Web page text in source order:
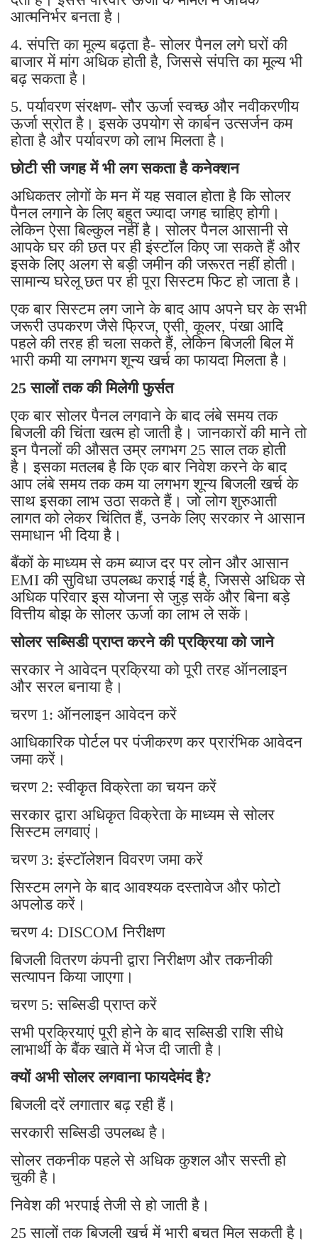
आत्मनिर्भर बनता है।
4. संपत्ति का मूल्य बढ़ता है- सोलर पैनल लगे घरों की
बाजार में मांग अधिक होती है, जिससे संपत्ति का मूल्य भी
बढ़ सकता है।
5. पर्यावरण संरक्षण- सौर ऊर्जा स्वच्छ और नवीकरणीय
ऊर्जा स्रोत है। इसके उपयोग से कार्बन उत्सर्जन कम
होता है और पर्यावरण को लाभ मिलता है।
छोटी सी जगह में भी लग सकता है कनेक्शन
अधिकतर लोगों के मन में यह सवाल होता है कि सोलर
पैनल लगाने के लिए बहुत ज्यादा जगह चाहिए होगी।
लेकिन ऐसा बिल्कुल नहीं है। सोलर पैनल आसानी से
आपके घर की छत पर ही इंस्टॉल किए जा सकते हैं और
इसके लिए अलग से बड़ी जमीन की जरूरत नहीं होती।
सामान्य घरेलू छत पर ही पूरा सिस्टम फिट हो जाता है।
एक बार सिस्टम लग जाने के बाद आप अपने घर के सभी
जरूरी उपकरण जैसे फ्रिज, एसी, कूलर, पंखा आदि
पहले की तरह ही चला सकते हैं, लेकिन बिजली बिल में
भारी कमी या लगभग शून्य खर्च का फायदा मिलता है।
25 सालों तक की मिलेगी फुर्सत
एक बार सोलर पैनल लगवाने के बाद लंबे समय तक
बिजली की चिंता खत्म हो जाती है। जानकारों की माने तो
इन पैनलों की औसत उम्र लगभग 25 साल तक होती
है। इसका मतलब है कि एक बार निवेश करने के बाद
आप लंबे समय तक कम या लगभग शून्य बिजली खर्च के
साथ इसका लाभ उठा सकते हैं। जो लोग शुरुआती
लागत को लेकर चिंतित हैं, उनके लिए सरकार ने आसान
समाधान भी दिया है।
बैंकों के माध्यम से कम ब्याज दर पर लोन और आसान
EMI की सुविधा उपलब्ध कराई गई है, जिससे अधिक से
अधिक परिवार इस योजना से जुड़ सकें और बिना बड़े
वित्तीय बोझ के सोलर ऊर्जा का लाभ ले सकें।
सोलर सब्सिडी प्राप्त करने की प्रक्रिया को जाने
सरकार ने आवेदन प्रक्रिया को पूरी तरह ऑनलाइन
और सरल बनाया है।
चरण 1: ऑनलाइन आवेदन करें
आधिकारिक पोर्टल पर पंजीकरण कर प्रारंभिक आवेदन
जमा करें।
चरण 2: स्वीकृत विक्रेता का चयन करें
सरकार द्वारा अधिकृत विक्रेता के माध्यम से सोलर
सिस्टम लगवाएं।
चरण 3: इंस्टॉलेशन विवरण जमा करें
सिस्टम लगने के बाद आवश्यक दस्तावेज और फोटो
अपलोड करें।
चरण 4: DISCOM निरीक्षण
बिजली वितरण कंपनी द्वारा निरीक्षण और तकनीकी
सत्यापन किया जाएगा।
चरण 5: सब्सिडी प्राप्त करें
सभी प्रक्रियाएं पूरी होने के बाद सब्सिडी राशि सीधे
लाभार्थी के बैंक खाते में भेज दी जाती है।
क्यों अभी सोलर लगवाना फायदेमंद है?
बिजली दरें लगातार बढ़ रही हैं।
सरकारी सब्सिडी उपलब्ध है।
सोलर तकनीक पहले से अधिक कुशल और सस्ती हो
चुकी है।
निवेश की भरपाई तेजी से हो जाती है।
25 सालों तक बिजली खर्च में भारी बचत मिल सकती है।